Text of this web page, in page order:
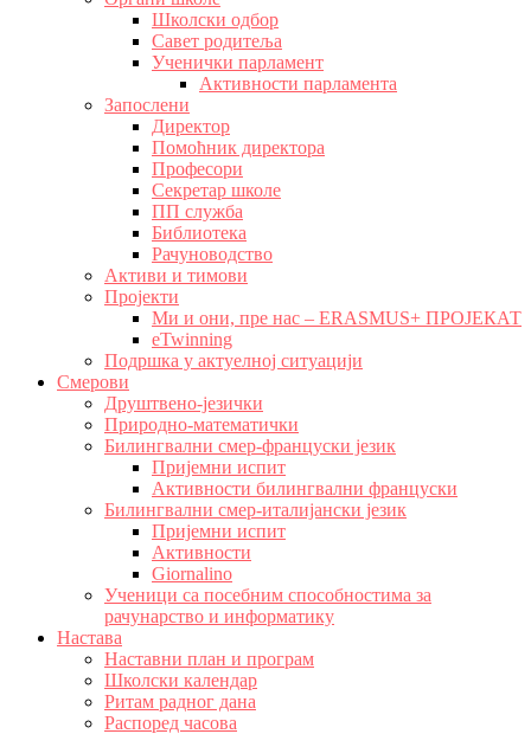
Школски одбор
Савет родитеља
Ученички парламент
Активности парламента
Запослени
Директор
Помоћник директора
Професори
Секретар школе
ПП служба
Библиотека
Рачуноводство
Активи и тимови
Пројекти
Ми и они, пре нас – ERASMUS+ ПРОЈЕКАТ
eTwinning
Подршка у актуелној ситуацији
Смерови
Друштвено-језички
Природно-математички
Билингвални смер-француски језик
Пријемни испит
Активности билингвални француски
Билингвални смер-италијански језик
Пријемни испит
Активности
Giornalino
Ученици са посебним способностима за
рачунарство и информатику
Настава
Наставни план и програм
Школски календар
Ритам радног дана
Распоред часова